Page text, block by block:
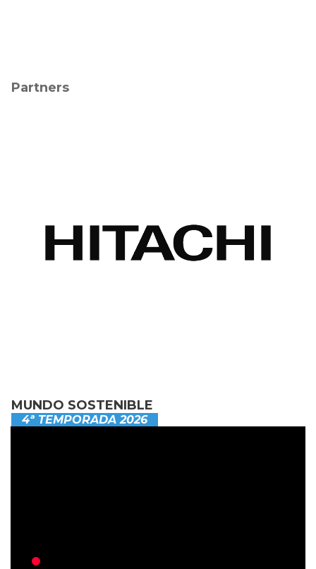
Partners
MUNDO SOSTENIBLE
4ª TEMPORADA 2026